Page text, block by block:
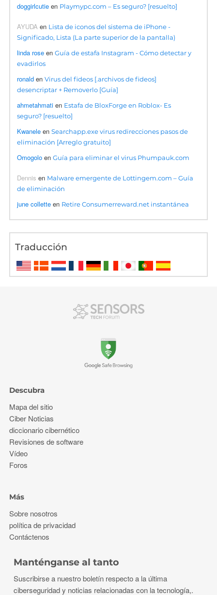
doggirlcutie en Playmypc.com – Es seguro? [resuelto]
AYUDA en Lista de iconos del sistema de iPhone -
Significado, Lista (La parte superior de la pantalla)
linda rose enGuía de estafa Instagram - Cómo detectar y
evadirlos
ronald enVirus del fideos [.archivos de fideos]
desencriptar + Removerlo [Guía]
ahmetahmati en Estafa de BloxForge en Roblox- Es
seguro? [resuelto]
Kwanele enSearchapp.exe virus redirecciones pasos de
eliminación [Arreglo gratuito]
Omogolo enGuía para eliminar el virus Phumpauk.com
Dennis en Malware emergente de Lottingem.com – Guía
de eliminación
june collette en Retire Consumerreward.net instantánea
Traducción
Descubra
Mapa del sitio
Ciber Noticias
diccionario cibernético
Revisiones de software
Vídeo
Foros
Más
Sobre nosotros
política de privacidad
Contáctenos
Manténganse al tanto
Suscribirse a nuestro boletín respecto a la última
ciberseguridad y noticias relacionadas con la tecnología,.